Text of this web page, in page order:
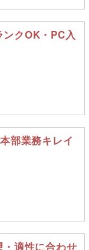
クOK・PC入
部業務キレイ
適性に合わせ